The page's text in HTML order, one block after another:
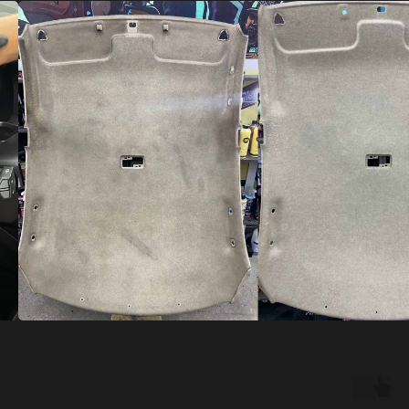
Ирина
Оклеили
в
пленка
результат
катаюсь,
сразу
дела.
Alina
Выбирали по отзывам, выбрали
Гта и не ошиблись😍 Фары и кузов
полировали, работу сделали
быстро, еще и в салоне убрались,
теперь будем возвращаться
только сюда🔥
Читать больше отзывов